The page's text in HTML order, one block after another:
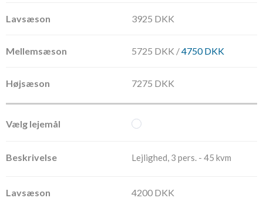
3925 DKK
5725 DKK /4750 DKK
7275 DKK
Lejlighed, 3 pers. - 45 kvm
4200 DKK